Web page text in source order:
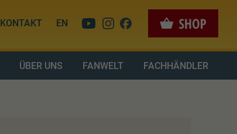
KONTAKT EN
ÜBER UNS FANWELT FACHHÄNDLER